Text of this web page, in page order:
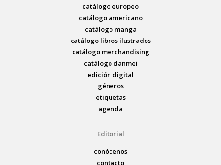
catálogo europeo
catálogo americano
catálogo manga
catálogo libros ilustrados
catálogo merchandising
catálogo danmei
edición digital
géneros
etiquetas
agenda
Editorial
conócenos
contacto